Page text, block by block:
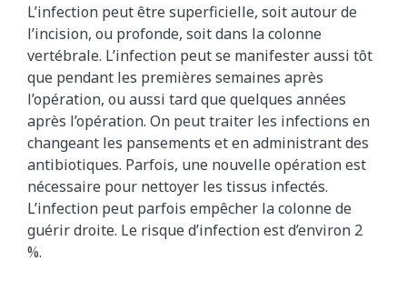
L’infection peut être superficielle, soit autour de
l’incision, ou profonde, soit dans la colonne
vertébrale. L’infection peut se manifester aussi tôt
que pendant les premières semaines après
l’opération, ou aussi tard que quelques années
après l’opération. On peut traiter les infections en
changeant les pansements et en administrant des
antibiotiques. Parfois, une nouvelle opération est
nécessaire pour nettoyer les tissus infectés.
L’infection peut parfois empêcher la colonne de
guérir droite. Le risque d’infection est d’environ 2
%.